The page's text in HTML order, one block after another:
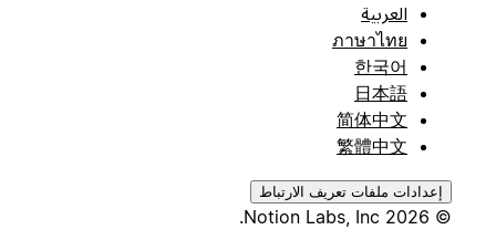
العربية
ภาษาไทย
한국어
日本語
简体中文
繁體中文
إعدادات ملفات تعريف الارتباط